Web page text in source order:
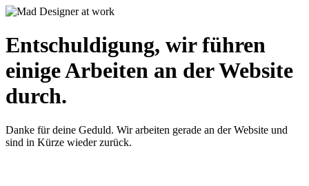
Entschuldigung, wir führen
einige Arbeiten an der Website
durch.
Danke für deine Geduld. Wir arbeiten gerade an der Website und
sind in Kürze wieder zurück.